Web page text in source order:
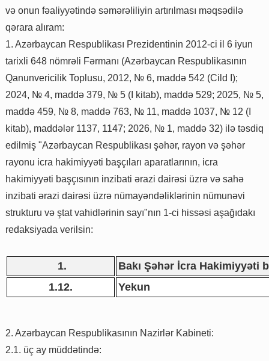
və onun fəaliyyətində səmərəliliyin artırılması məqsədilə
qərara alıram:
1. Azərbaycan Respublikası Prezidentinin 2012-ci il 6 iyun
tarixli 648 nömrəli Fərmanı (Azərbaycan Respublikasının
Qanunvericilik Toplusu, 2012, № 6, maddə 542 (Cild I);
2024, № 4, maddə 379, № 5 (I kitab), maddə 529; 2025, № 5,
maddə 459, № 8, maddə 763, № 11, maddə 1037, № 12 (I
kitab), maddələr 1137, 1147; 2026, № 1, maddə 32) ilə təsdiq
edilmiş "Azərbaycan Respublikası şəhər, rayon və şəhər
rayonu icra hakimiyyəti başçıları aparatlarının, icra
hakimiyyəti başçısının inzibati ərazi dairəsi üzrə və sahə
inzibati ərazi dairəsi üzrə nümayəndəliklərinin nümunəvi
strukturu və ştat vahidlərinin sayı"nın 1-ci hissəsi aşağıdakı
redaksiyada verilsin:
1.
Bakı Şəhər İcra Hakimiyyəti
1.12.
Yekun
2. Azərbaycan Respublikasının Nazirlər Kabineti:
2.1. üç ay müddətində: